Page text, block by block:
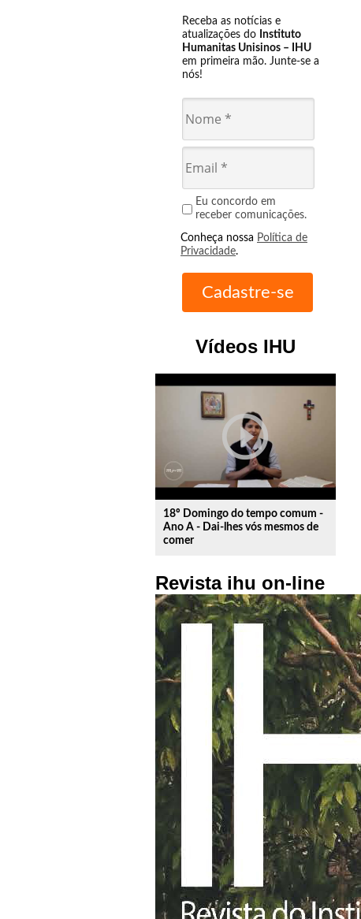
Receba as notícias e
atualizações do Instituto
Humanitas Unisinos – IHU
em primeira mão. Junte-se a
nós!
Eu concordo em
receber comunicações.
Conheça nossa Política de
Privacidade.
Vídeos IHU
play_circle_outline
18º Domingo do tempo comum -
Ano A - Dai-lhes vós mesmos de
comer
Revista ihu on-line